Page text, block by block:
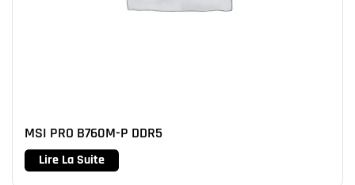
MSI PRO B760M-P DDR5
Lire La Suite